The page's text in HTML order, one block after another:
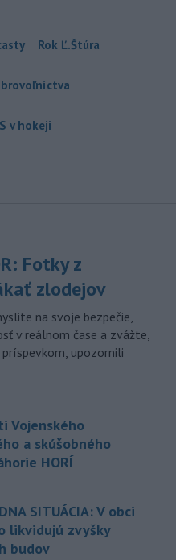
Rok Ľ.Štúra
v hokeji
Fotky z
zlodejov
na svoje bezpečie,
v reálnom čase a zvážte,
upozornili
Vojenského
a skúšobného
HORÍ
SITUÁCIA: V obci
likvidujú zvyšky
budov